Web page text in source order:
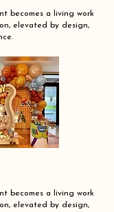
becomes a living work
elevated by design,
becomes a living work
elevated by design,